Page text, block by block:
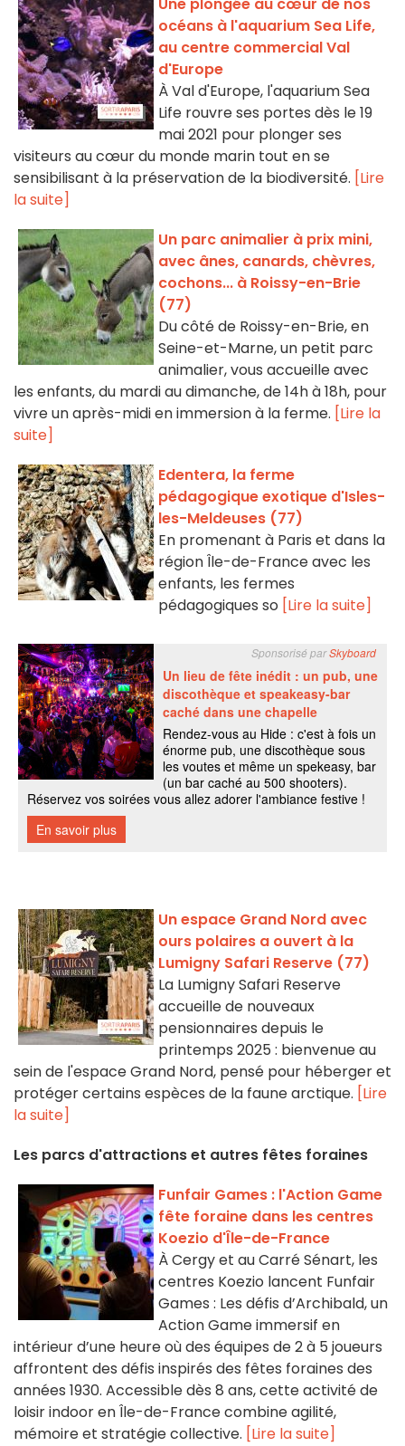
Une plongée au cœur de nos
océans à l'aquarium Sea Life,
au centre commercial Val
d'Europe
À Val d'Europe, l'aquarium Sea
Life rouvre ses portes dès le 19
mai 2021 pour plonger ses
visiteurs au cœur du monde marin tout en se
sensibilisant à la préservation de la biodiversité. [Lire
la suite]
Un parc animalier à prix mini,
avec ânes, canards, chèvres,
cochons... à Roissy-en-Brie
(77)
Du côté de Roissy-en-Brie, en
Seine-et-Marne, un petit parc
animalier, vous accueille avec
les enfants, du mardi au dimanche, de 14h à 18h, pour
vivre un après-midi en immersion à la ferme. [Lire la
suite]
Edentera, la ferme
pédagogique exotique d'Isles-
les-Meldeuses (77)
En promenant à Paris et dans la
région Île-de-France avec les
enfants, les fermes
pédagogiques so [Lire la suite]
Un espace Grand Nord avec
ours polaires a ouvert à la
Lumigny Safari Reserve (77)
La Lumigny Safari Reserve
accueille de nouveaux
pensionnaires depuis le
printemps 2025 : bienvenue au
sein de l'espace Grand Nord, pensé pour héberger et
protéger certains espèces de la faune arctique. [Lire
la suite]
Les parcs d'attractions et autres fêtes foraines
Funfair Games : l'Action Game
fête foraine dans les centres
Koezio d'Île-de-France
À Cergy et au Carré Sénart, les
centres Koezio lancent Funfair
Games : Les défis d’Archibald, un
Action Game immersif en
intérieur d’une heure où des équipes de 2 à 5 joueurs
affrontent des défis inspirés des fêtes foraines des
années 1930. Accessible dès 8 ans, cette activité de
loisir indoor en Île-de-France combine agilité,
mémoire et stratégie collective. [Lire la suite]